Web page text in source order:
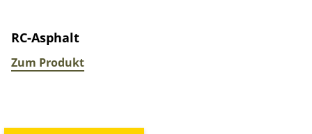
RC-Asphalt
Zum Produkt